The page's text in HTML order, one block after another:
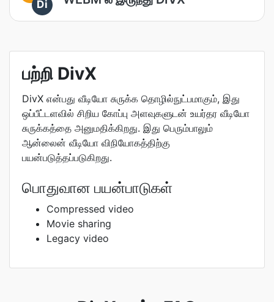
Di
பற்றி DivX
DivX என்பது வீடியோ சுருக்க தொழில்நுட்பமாகும், இது
ஒப்பீட்டளவில் சிறிய கோப்பு அளவுகளுடன் உயர்தர வீடியோ
சுருக்கத்தை அனுமதிக்கிறது. இது பெரும்பாலும்
ஆன்லைன் வீடியோ விநியோகத்திற்கு
பயன்படுத்தப்படுகிறது.
பொதுவான பயன்பாடுகள்
Compressed video
Movie sharing
Legacy video